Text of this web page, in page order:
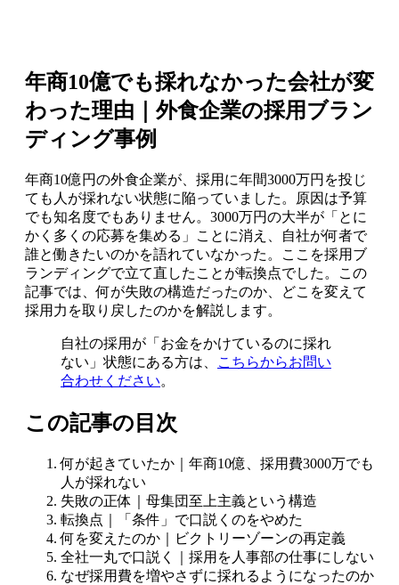
年商10億でも採れなかった会社が変
わった理由｜外食企業の採用ブラン
ディング事例
年商10億円の外食企業が、採用に年間3000万円を投じ
ても人が採れない状態に陥っていました。原因は予算
でも知名度でもありません。3000万円の大半が「とに
かく多くの応募を集める」ことに消え、自社が何者で
誰と働きたいのかを語れていなかった。ここを採用ブ
ランディングで立て直したことが転換点でした。この
記事では、何が失敗の構造だったのか、どこを変えて
採用力を取り戻したのかを解説します。
自社の採用が「お金をかけているのに採れ
ない」状態にある方は、
こちらからお問い
合わせください。
この記事の目次
何が起きていたか｜年商10億、採用費3000万でも
人が採れない
失敗の正体｜母集団至上主義という構造
転換点｜「条件」で口説くのをやめた
何を変えたのか｜ビクトリーゾーンの再定義
全社一丸で口説く｜採用を人事部の仕事にしない
なぜ採用費を増やさずに採れるようになったのか